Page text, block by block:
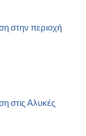
στην περιοχή
στις Αλυκές